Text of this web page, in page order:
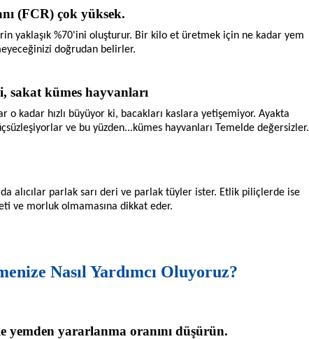
(FCR) çok yüksek.
yaklaşık %70'ini oluşturur. Bir kilo et üretmek için ne kadar yem
doğrudan belirler.
sakat kümes hayvanları
o kadar hızlı büyüyor ki, bacakları kaslara yetişemiyor. Ayakta
ve bu yüzden...kümes hayvanları Temelde değersizler.
alıcılar parlak sarı deri ve parlak tüyler ister. Etlik piliçlerde ise
ve morluk olmamasına dikkat eder.
Nasıl Yardımcı Oluyoruz?
yemden yararlanma oranını düşürün.